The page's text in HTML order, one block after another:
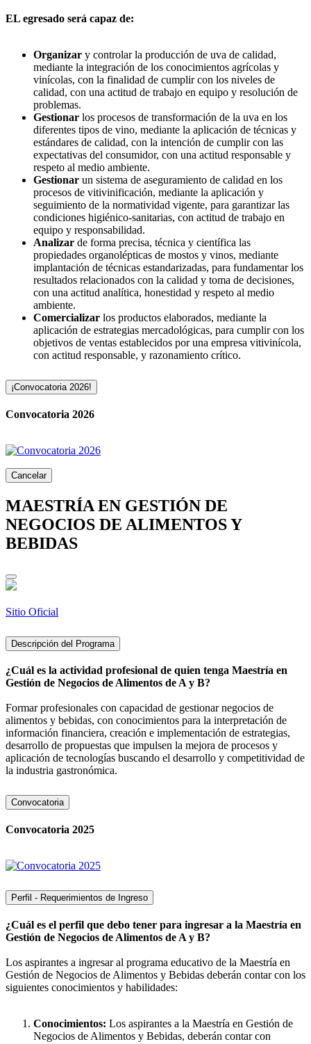
EL egresado será capaz de:
Organizar y controlar la producción de uva de calidad,
mediante la integración de los conocimientos agrícolas y
vinícolas, con la finalidad de cumplir con los niveles de
calidad, con una actitud de trabajo en equipo y resolución de
problemas.
Gestionar los procesos de transformación de la uva en los
diferentes tipos de vino, mediante la aplicación de técnicas y
estándares de calidad, con la intención de cumplir con las
expectativas del consumidor, con una actitud responsable y
respeto al medio ambiente.
Gestionar un sistema de aseguramiento de calidad en los
procesos de vitivinificación, mediante la aplicación y
seguimiento de la normatividad vigente, para garantizar las
condiciones higiénico-sanitarias, con actitud de trabajo en
equipo y responsabilidad.
Analizar de forma precisa, técnica y científica las
propiedades organolépticas de mostos y vinos, mediante
implantación de técnicas estandarizadas, para fundamentar los
resultados relacionados con la calidad y toma de decisiones,
con una actitud analítica, honestidad y respeto al medio
ambiente.
Comercializar los productos elaborados, mediante la
aplicación de estrategias mercadológicas, para cumplir con los
objetivos de ventas establecidos por una empresa vitivinícola,
con actitud responsable, y razonamiento crítico.
¡Convocatoria 2026!
Convocatoria 2026
Cancelar
MAESTRÍA EN GESTIÓN DE
NEGOCIOS DE ALIMENTOS Y
BEBIDAS
Sitio Oficial
Descripción del Programa
¿Cuál es la actividad profesional de quien tenga Maestría en
Gestión de Negocios de Alimentos de A y B?
Formar profesionales con capacidad de gestionar negocios de
alimentos y bebidas, con conocimientos para la interpretación de
información financiera, creación e implementación de estrategias,
desarrollo de propuestas que impulsen la mejora de procesos y
aplicación de tecnologías buscando el desarrollo y competitividad de
la industria gastronómica.
Convocatoria
Convocatoria 2025
Perfil - Requerimientos de Ingreso
¿Cuál es el perfil que debo tener para ingresar a la Maestría en
Gestión de Negocios de Alimentos de A y B?
Los aspirantes a ingresar al programa educativo de la Maestría en
Gestión de Negocios de Alimentos y Bebidas deberán contar con los
siguientes conocimientos y habilidades:
Conocimientos: Los aspirantes a la Maestría en Gestión de
Negocios de Alimentos y Bebidas, deberán contar con